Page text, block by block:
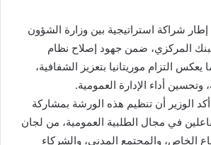
شراكة استراتيجية بين وزارة الشؤون
المركزي، ضمن جهود إصلاح نظام
التزام موريتانيا بتعزيز الشفافية،
وتحسين أداء الإدارة العمومية.
أكد الوزير أن تنظيم هذه الورشة بمشاركة
في مجال الطلبية العمومية، من لجان
الخاص، والمجتمع المدني، والشركاء